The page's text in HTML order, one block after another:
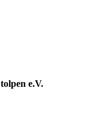
e.V.